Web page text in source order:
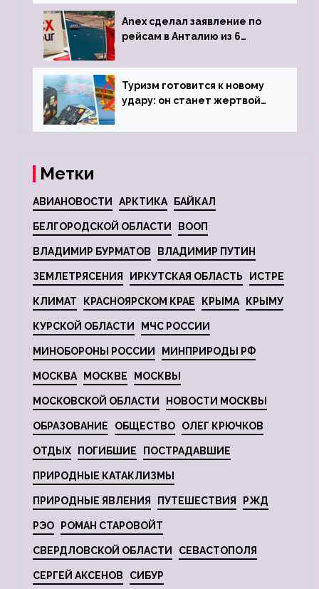
Anex сделал заявление по
рейсам в Анталию из 6
Туризм готовится к новому
удару: он станет жертвой
Метки
АВИАНОВОСТИ АРКТИКА БАЙКАЛ
БЕЛГОРОДСКОЙ ОБЛАСТИ ВООП
ВЛАДИМИР БУРМАТОВ ВЛАДИМИР ПУТИН
ЗЕМЛЕТРЯСЕНИЯ ИРКУТСКАЯ ОБЛАСТЬ ИСТРЕ
КЛИМАТ КРАСНОЯРСКОМ КРАЕ КРЫМА КРЫМУ
КУРСКОЙ ОБЛАСТИ МЧС РОССИИ
МИНОБОРОНЫ РОССИИ МИНПРИРОДЫ РФ
МОСКВА МОСКВЕ МОСКВЫ
МОСКОВСКОЙ ОБЛАСТИ НОВОСТИ МОСКВЫ
ОБРАЗОВАНИЕ ОБЩЕСТВО ОЛЕГ КРЮЧКОВ
ОТДЫХ ПОГИБШИЕ ПОСТРАДАВШИЕ
ПРИРОДНЫЕ КАТАКЛИЗМЫ
ПРИРОДНЫЕ ЯВЛЕНИЯ ПУТЕШЕСТВИЯ РЖД
РЭО РОМАН СТАРОВОЙТ
СВЕРДЛОВСКОЙ ОБЛАСТИ СЕВАСТОПОЛЯ
СЕРГЕЙ АКСЕНОВ СИБУР